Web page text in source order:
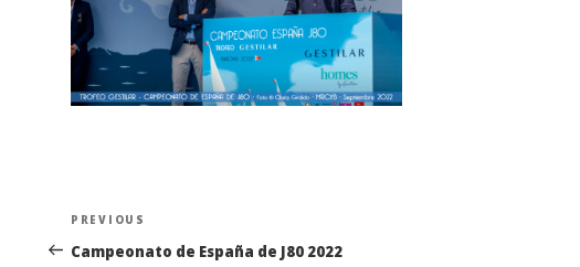
Navegación
de
Previous
Post
PREVIOUS
Campeonato de España de J80 2022